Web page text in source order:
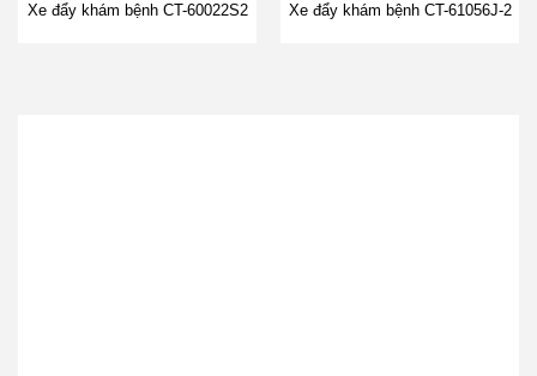
Xe đẩy khám bệnh CT-60022S2 Xe đẩy khám bệnh CT-61056J-2